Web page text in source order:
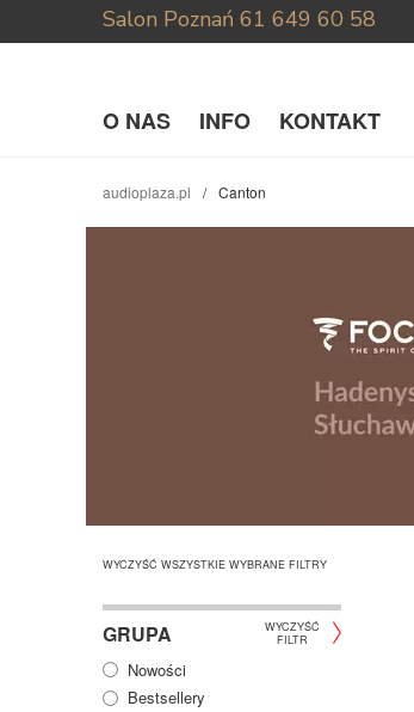
Salon Poznań 61 649 60 58
O NAS INFO KONTAKT
audioplaza.pl Canton
WYCZYŚĆ WSZYSTKIE WYBRANE FILTRY
GRUPA
WYCZYŚĆ
FILTR
Nowości
Bestsellery